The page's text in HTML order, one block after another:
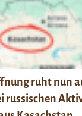
ruht nun
russischen